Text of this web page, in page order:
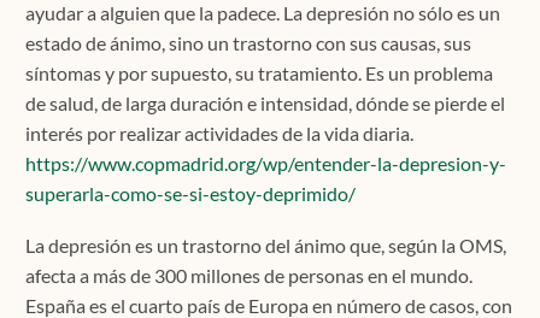
ayudar a alguien que la padece. La depresión no sólo es un
estado de ánimo, sino un trastorno con sus causas, sus
síntomas y por supuesto, su tratamiento. Es un problema
de salud, de larga duración e intensidad, dónde se pierde el
interés por realizar actividades de la vida diaria.
https://www.copmadrid.org/wp/entender-la-depresion-y-
superarla-como-se-si-estoy-deprimido/
La depresión es un trastorno del ánimo que, según la OMS,
afecta a más de 300 millones de personas en el mundo.
España es el cuarto país de Europa en número de casos, con